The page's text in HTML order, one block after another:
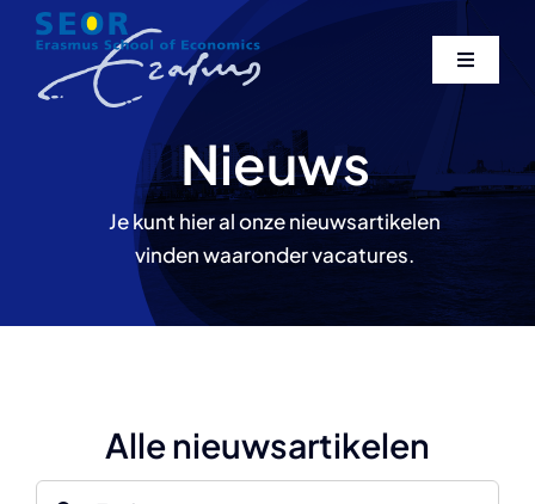
Skip
content
Toggle
Nieuws
Je kunt hier al onze nieuwsartikelen
vinden waaronder vacatures.
Alle nieuwsartikelen
Search